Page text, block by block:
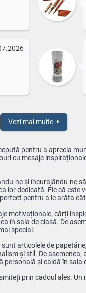
Vezi mai multe
pentru a aprecia
cu mesaje
ne și încurajându-ne
lor dedicată. Fie că
pentru a le arăta
motivaționale, cărți
în sala de clasă. De
special.
articolele de
și stil. De
și caldă în sala
prin cadoul ales.